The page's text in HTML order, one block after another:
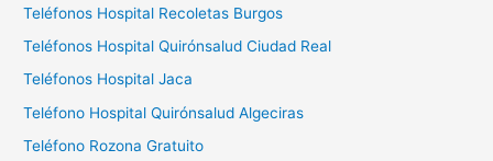
Teléfonos Hospital Recoletas Burgos
Teléfonos Hospital Quirónsalud Ciudad Real
Teléfonos Hospital Jaca
Teléfono Hospital Quirónsalud Algeciras
Teléfono Rozona Gratuito